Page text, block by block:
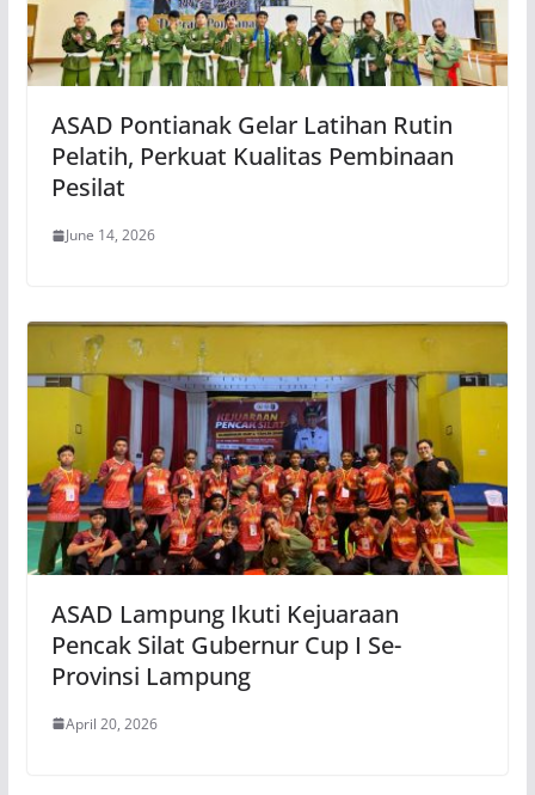
ASAD Pontianak Gelar Latihan Rutin
Pelatih, Perkuat Kualitas Pembinaan
Pesilat
June 14, 2026
ASAD Lampung Ikuti Kejuaraan
Pencak Silat Gubernur Cup I Se-
Provinsi Lampung
April 20, 2026